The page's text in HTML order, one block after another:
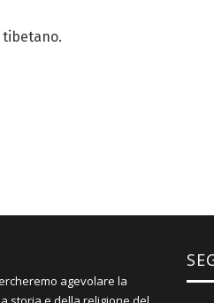
tibetano.
agevolare la